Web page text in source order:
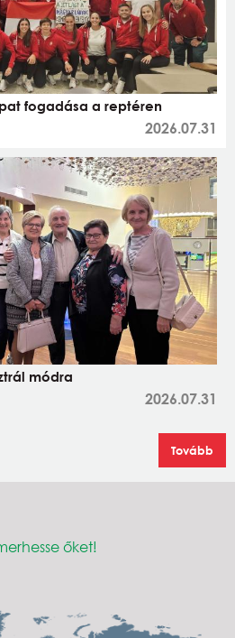
fogadása a reptéren
2026.07.31
módra
2026.07.31
Tovább
őket!